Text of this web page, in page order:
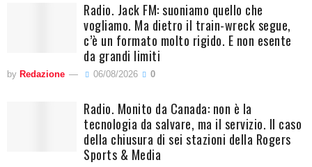
Radio. Jack FM: suoniamo quello che
vogliamo. Ma dietro il train-wreck segue,
c’è un formato molto rigido. E non esente
da grandi limiti
by Redazione 06/08/2026 0
Radio. Monito da Canada: non è la
tecnologia da salvare, ma il servizio. Il caso
della chiusura di sei stazioni della Rogers
Sports & Media